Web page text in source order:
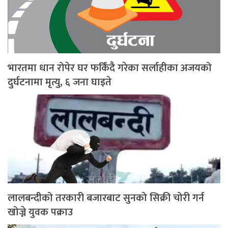
भारतमा धान रोपेर घर फर्किंदै गरेका सर्लाहीका अजयको
दुर्घटनामा मृत्यु, ६ जना घाइते
लालबन्दीको तरकारी बजारबाट सुनको सिक्री चोरी गर्न
खोज्ने युवक पक्राउ